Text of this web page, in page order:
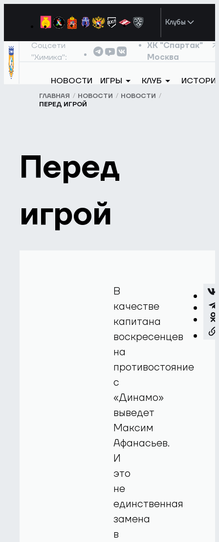
Клубы
Соцсети
"Химика":
ХК "Спартак"
Москва
НОВОСТИ ИГРЫ КЛУБ
ГЛАВНАЯ НОВОСТИ
НОВОСТИ
ПЕРЕД ИГРОЙ
Перед
игрой
В
качестве
капитана
воскресенцев
на
противостояние
с
«Динамо»
выведет
Максим
Афанасьев.
И
это
не
единственная
замена
в